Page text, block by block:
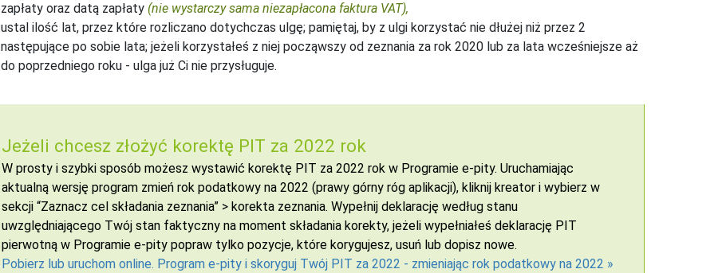
zapłaty oraz datą zapłaty (nie wystarczy sama niezapłacona faktura VAT),
ustal ilość lat, przez które rozliczano dotychczas ulgę; pamiętaj, by z ulgi korzystać nie dłużej niż przez 2
następujące po sobie lata; jeżeli korzystałeś z niej począwszy od zeznania za rok 2020 lub za lata wcześniejsze aż
do poprzedniego roku - ulga już Ci nie przysługuje.
Jeżeli chcesz złożyć korektę PIT za 2022 rok
W prosty i szybki sposób możesz wystawić korektę PIT za 2022 rok w Programie e-pity. Uruchamiając
aktualną wersję program zmień rok podatkowy na 2022 (prawy górny róg aplikacji), kliknij kreator i wybierz w
sekcji “Zaznacz cel składania zeznania” > korekta zeznania. Wypełnij deklarację według stanu
uwzględniającego Twój stan faktyczny na moment składania korekty, jeżeli wypełniałeś deklarację PIT
pierwotną w Programie e-pity popraw tylko pozycje, które korygujesz, usuń lub dopisz nowe.
Pobierz lub uruchom online. Program e-pity i skoryguj Twój PIT za 2022 - zmieniając rok podatkowy na 2022 »